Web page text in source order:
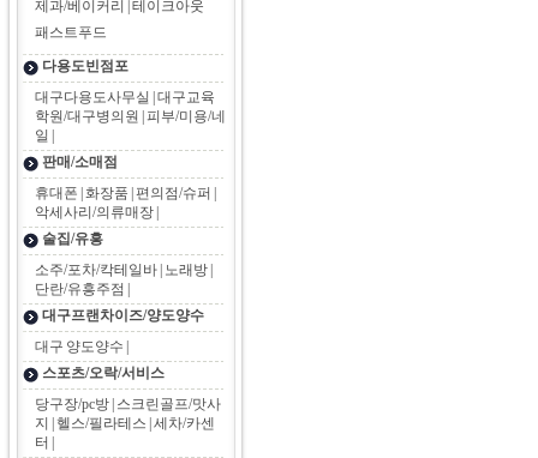
제과/베이커리
테이크아웃
패스트푸드
다용도빈점포
대구다용도사무실 대구교육
학원/대구병의원 피부/미용/네
일
판매/소매점
휴대폰 화장품 편의점/슈퍼
악세사리/의류매장
술집/유흥
소주/포차/칵테일바 노래방
단란/유흥주점
대구프랜차이즈/양도양수
대구 양도양수
스포츠/오락/서비스
당구장/pc방 스크린골프/맛사
지
헬스/필라테스 세차/카센
터